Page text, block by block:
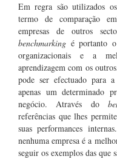
Em regra são utilizados
termo de comparação
empresas de outros
benchmarking é portanto
organizacionais e a
aprendizagem com os
pode ser efectuado para
apenas um determinado
negócio. Através do
referências que lhes
suas performances
nenhuma empresa é a
seguir os exemplos das que